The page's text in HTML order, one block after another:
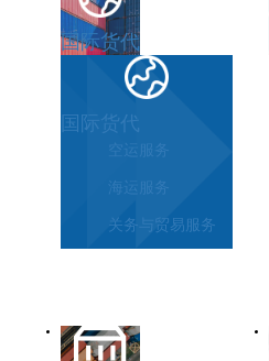
国际货代
国际货代
空运服务
海运服务
关务与贸易服务